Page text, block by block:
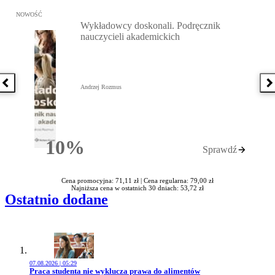
Poprzednia książka
Przejdź do: Wykładowcy doskonali. Podręcznik nauczycieli
NOWOŚĆ
10%Rabatu
Wykładowcy doskonali. Podręcznik
nauczycieli akademickich
Andrzej Rozmus
Sprawdź
Cena promocyjna: 71,11 zł | Cena regularna: 79,00 zł
Najniższa cena w ostatnich 30 dniach: 53,72 zł
Ostatnio dodane
07.08.2026 | 05:29
Przejdź do artykułu:
Praca studenta nie wyklucza prawa do alimentów